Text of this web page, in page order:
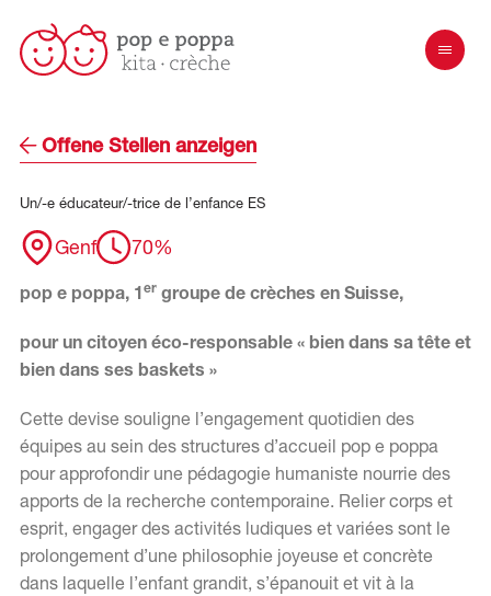
FR
Offene Stellen anzeigen
Un/-e éducateur/-trice de l’enfance ES
Genf 70%
pop e poppa, 1er groupe de crèches en Suisse,
pour un citoyen éco-responsable « bien dans sa tête et
bien dans ses baskets »
Cette devise souligne l’engagement quotidien des
équipes au sein des structures d’accueil pop e poppa
pour approfondir une pédagogie humaniste nourrie des
apports de la recherche contemporaine. Relier corps et
esprit, engager des activités ludiques et variées sont le
prolongement d’une philosophie joyeuse et concrète
dans laquelle l’enfant grandit, s’épanouit et vit à la